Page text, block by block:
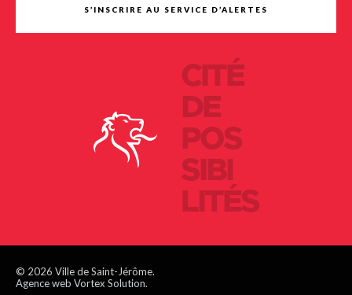
CITÉ
DE
POS
SIBI
LITÉS
S’INSCRIRE AU SERVICE D’ALERTES
© 2026 Ville de Saint-Jérôme.
Agence web Vortex Solution.